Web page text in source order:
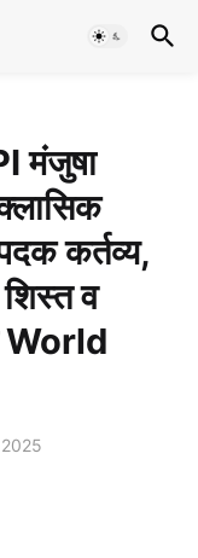
मंजुषा
कर्तव्य,
व
World